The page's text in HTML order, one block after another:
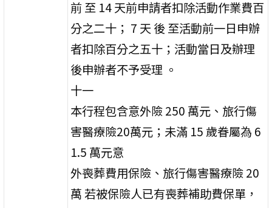
前 至 14 天前申請者扣除活動作業費百
分之二十； 7 天 後 至活動前一日申辦
者扣除百分之五十；活動當日及辦理
後申辦者不予受理 。
十一
本行程包含意外險 250 萬元、旅行傷
害醫療險20萬元；未滿 15 歲眷屬為 6
1.5 萬元意
外喪葬費用保險、旅行傷害醫療險 20
萬 若被保險人已有喪葬補助費保單，